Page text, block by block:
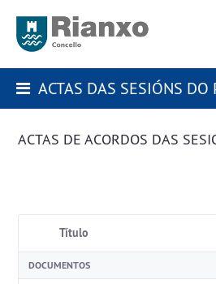
ACTAS DAS SESIÓNS DO
Título
DOCUMENTOS